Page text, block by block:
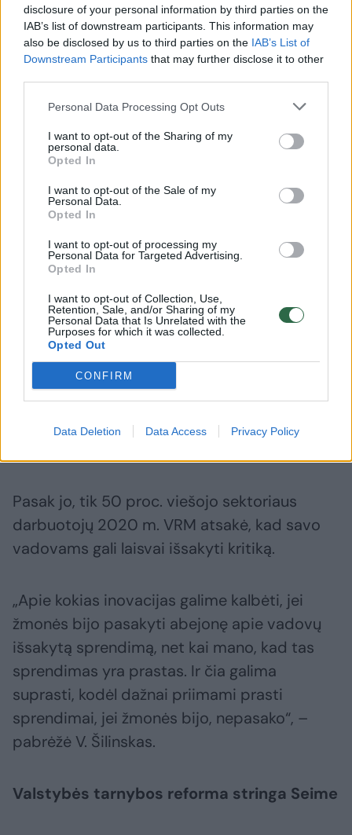
disclosure of your personal information by third parties on the
IAB’s list of downstream participants. This information may
also be disclosed by us to third parties on the IAB’s List of
Downstream Participants that may further disclose it to other
Personal Data Processing Opt Outs
I want to opt-out of the Sharing of my
personal data.
Opted In
I want to opt-out of the Sale of my
Personal Data.
Opted In
I want to opt-out of processing my
Personal Data for Targeted Advertising.
Opted In
I want to opt-out of Collection, Use,
Retention, Sale, and/or Sharing of my
Personal Data that Is Unrelated with the
Purposes for which it was collected.
Opted Out
CONFIRM
Data Deletion Data Access Privacy Policy
inovacijų“ – sakė V. Šilinskas.
Jis kalbėjo, kad norint gerinti viešojo
sektoriaus darbo aplinką ir paslaugų kokybę,
valstybės tarnautojams turėtų vadovauti ne
„bosai, o lyderiai“.
Būtent stipraus lyderio buvimas labiausiai
lemia tarnautojų pasitenkinimą darbu, o ryšių
atlyginimo įtaka tam mažesnė, pažymi
ministras, besiremiantis Jungtinėse Amerikos
Valstijose atlikta apklausa.
„Reikia daugiau lyderių, o ne bosų – ne tų,
kurie liepia ir reikalauja, bet tų, kurie padeda
žmonėms padaryti daugiau, išmoko būti
savarankiškesniais, leidžia ir padeda
Pasak jo, tik 50 proc. viešojo sektoriaus
darbuotojų 2020 m. VRM atsakė, kad savo
vadovams gali laisvai išsakyti kritiką.
„Apie kokias inovacijas galime kalbėti, jei
žmonės bijo pasakyti abejonę apie vadovų
išsakytą sprendimą, net kai mano, kad tas
sprendimas yra prastas. Ir čia galima
suprasti, kodėl dažnai priimami prasti
sprendimai, jei žmonės bijo, nepasako“, –
pabrėžė V. Šilinskas.
Valstybės tarnybos reforma stringa Seime